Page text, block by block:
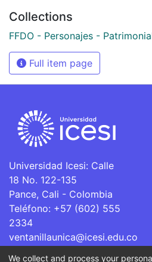
Collections
FFDO - Personajes -
Full item page
Universidad Icesi: Calle
18 No. 122-135
Pance, Cali - Colombia
Teléfono: +57 (602) 555
2334
ventanillaunica@icesi.edu.co
We collect and process your